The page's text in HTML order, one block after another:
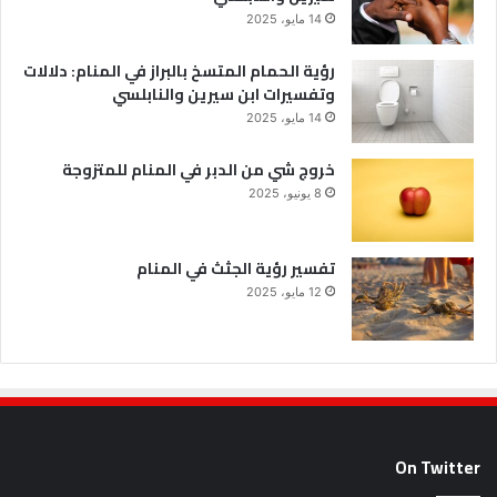
14 مايو، 2025
رؤية الحمام المتسخ بالبراز في المنام: دلالات
وتفسيرات ابن سيرين والنابلسي
14 مايو، 2025
خروج شي من الدبر في المنام للمتزوجة
8 يونيو، 2025
تفسير رؤية الجثث في المنام
12 مايو، 2025
On Twitter